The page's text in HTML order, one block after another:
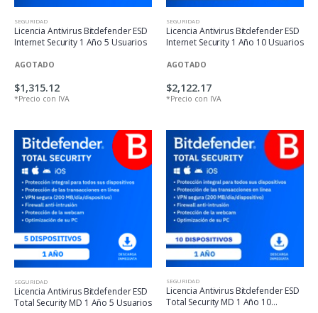
SEGURIDAD
Licencia Antivirus Bitdefender ESD
Internet Security 1 Año 5 Usuarios
AGOTADO
$1,315.12
*Precio con IVA
SEGURIDAD
Licencia Antivirus Bitdefender ESD
Internet Security 1 Año 10 Usuarios
AGOTADO
$2,122.17
*Precio con IVA
SEGURIDAD
Licencia Antivirus Bitdefender ESD
Total Security MD 1 Año 5 Usuarios
SEGURIDAD
Licencia Antivirus Bitdefender ESD
Total Security MD 1 Año 10